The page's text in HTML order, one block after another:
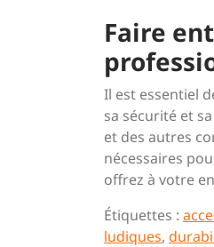
Faire
Il est essentiel
sa sécurité et
et des autres
nécessaires
offrez à votre
Étiquettes :
ludiques,